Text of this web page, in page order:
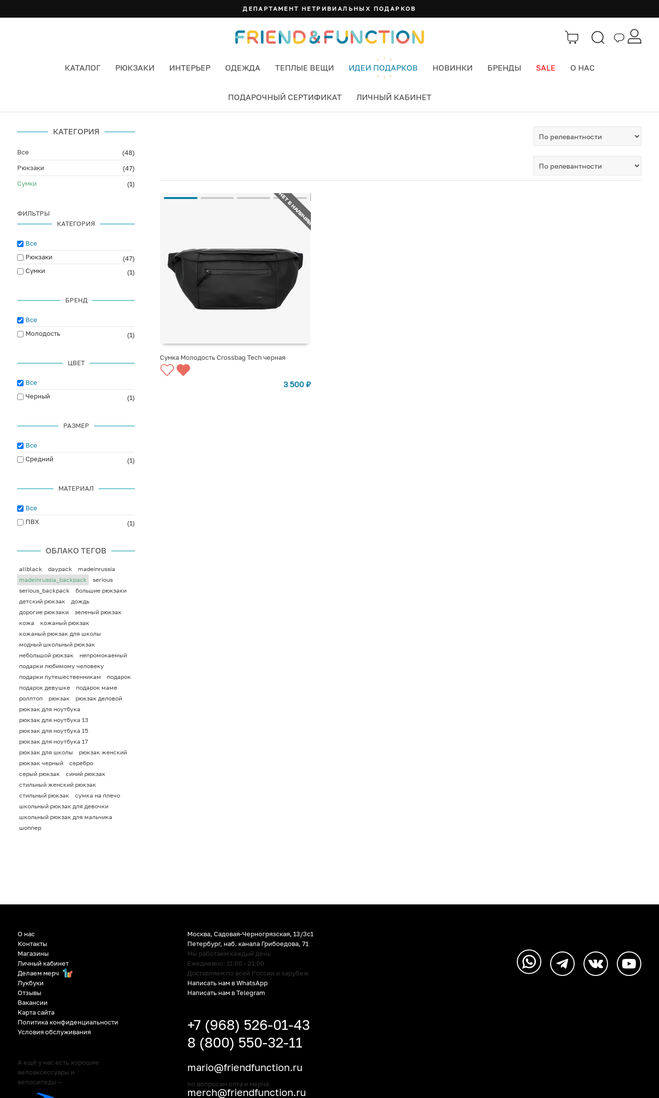
ДЕПАРТАМЕНТ НЕТРИВИАЛЬНЫХ ПОДАРКОВ
КАТАЛОГ РЮКЗАКИ ИНТЕРЬЕР ОДЕЖДА ТЕПЛЫЕ ВЕЩИ ИДЕИ ПОДАРКОВ НОВИНКИ БРЕНДЫ SALE О НАС
ПОДАРОЧНЫЙ СЕРТИФИКАТ ЛИЧНЫЙ КАБИНЕТ
НЕТ В НАЛИЧИИ
СООБЩИТЬ О ПОСТУПЛЕНИИ
Сумка Молодость Crossbag Tech черная
3 500 ₽
КАТЕГОРИЯ
Все
(48)
Рюкзаки
(47)
Сумки
(1)
ФИЛЬТРЫ
КАТЕГОРИЯ
Все
Рюкзаки
(47)
Сумки
(1)
БРЕНД
Все
Молодость
(1)
ЦВЕТ
Все
Черный
(1)
РАЗМЕР
Все
Средний
(1)
МАТЕРИАЛ
Все
ПВХ
(1)
ОБЛАКО ТЕГОВ
allblack daypack
madeinrussia
madeinrussia_backpack
serious
serious_backpack
большие рюкзаки
детский рюкзак
дождь
дорогие рюкзаки
зеленый рюкзак
кожа
кожаный рюкзак
кожаный рюкзак для школы
модный школьный рюкзак
небольшой рюкзак
непромокаемый
подарки любимому человеку
подарки путешественникам
подарок
подарок девушке
подарок маме
роллтоп
рюкзак
рюкзак деловой
рюкзак для ноутбука
рюкзак для ноутбука 13
рюкзак для ноутбука 15
рюкзак для ноутбука 17
рюкзак для школы
рюкзак женский
рюкзак черный
серебро
серый рюкзак
синий рюкзак
стильный женский рюкзак
стильный рюкзак
сумка на плечо
школьный рюкзак для девочки
школьный рюкзак для мальчика
шоппер
О нас
Контакты
Магазины
Личный кабинет
Делаем мерч
Лукбуки
Отзывы
Вакансии
Карта сайта
Политика конфиденциальности
Условия обслуживания
А ещё у нас есть хорошие
велоаксессуары и
велосипеды —
Москва, Садовая-Черногрязская, 13/3c1
Петербург, наб. канала Грибоедова, 71
Мы работаем каждый день
Ежедневно: 11:00 - 21:00
Доставляем по всей России и зарубеж
Написать нам в WhatsApp
Написать нам в Telegram
+7 (968) 526-01-43
8 (800) 550-32-11
mario@friendfunction.ru
по вопросам опта и мерча:
merch@friendfunction.ru